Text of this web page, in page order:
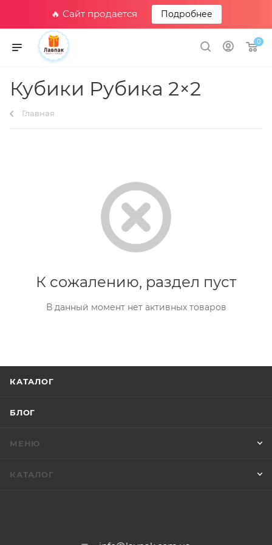
🔥 Сайт продается Подробнее
0
Кубики Рубика 2×2
Главная
К сожалению, раздел пуст
В данный момент нет активных товаров
КАТАЛОГ
БЛОГ
МЕНЮ
КАТАЛОГ